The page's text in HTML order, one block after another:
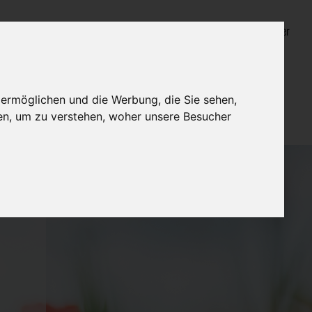
und die Werbung, die Sie sehen,
um zu verstehen, woher unsere Besucher
Login für Bestatter